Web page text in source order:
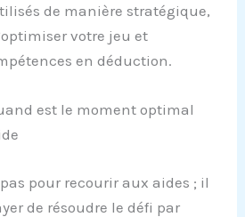
de manière stratégique,
votre jeu et
en déduction.
est le moment optimal
pour recourir aux aides ; il
de résoudre le défi par